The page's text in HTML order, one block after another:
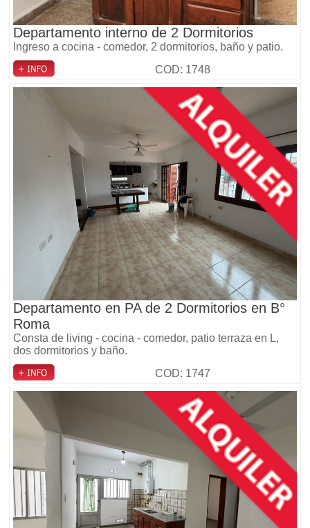
Departamento interno de 2 Dormitorios
Ingreso a cocina - comedor, 2 dormitorios, baño y patio.
COD: 1748
Departamento en PA de 2 Dormitorios en B°
Roma
Consta de living - cocina - comedor, patio terraza en L,
dos dormitorios y baño.
COD: 1747